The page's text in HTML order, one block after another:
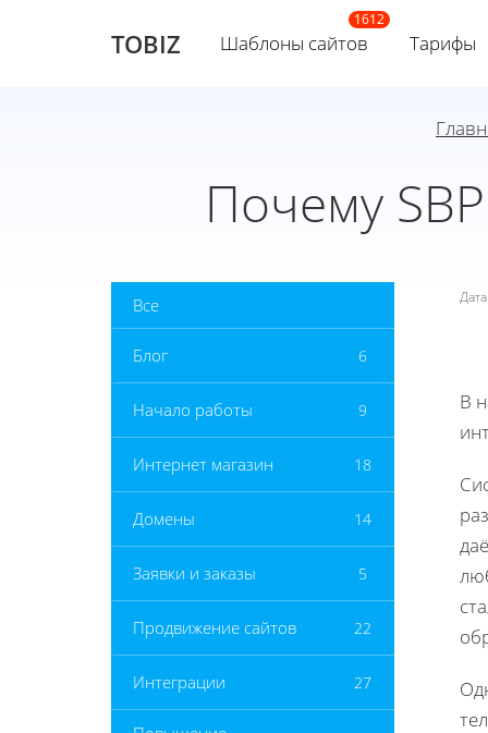
TOBIZ Шаблоны сайтов Тарифы
Почему
Все
Блог 6
Начало работы 9
Интернет магазин 18
Домены 14
Заявки и заказы 5
Продвижение сайтов 22
Интеграции 27
В